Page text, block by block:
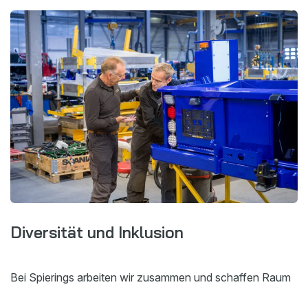
Diversität und Inklusion
Bei Spierings arbeiten wir zusammen und schaffen Raum